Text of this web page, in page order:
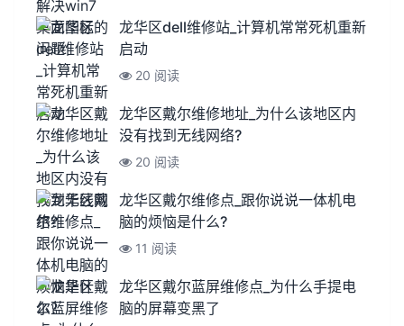
龙华区dell维修站_计算机常常死机重新
启动
20 阅读
龙华区戴尔维修地址_为什么该地区内
没有找到无线网络?
20 阅读
龙华区戴尔维修点_跟你说说一体机电
脑的烦恼是什么?
11 阅读
龙华区戴尔蓝屏维修点_为什么手提电
脑的屏幕变黑了